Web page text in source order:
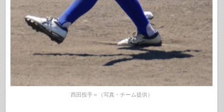
西田投手＝（写真・チーム提供）